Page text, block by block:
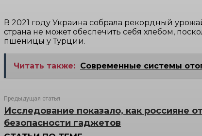
В 2021 году Украина собрала рекордный
страна не может обеспечить себя хлебом,
пшеницы у Турции.
Читать также: Современные системы
Предыдущая статья
Исследование показало, как россияне
безопасности гаджетов